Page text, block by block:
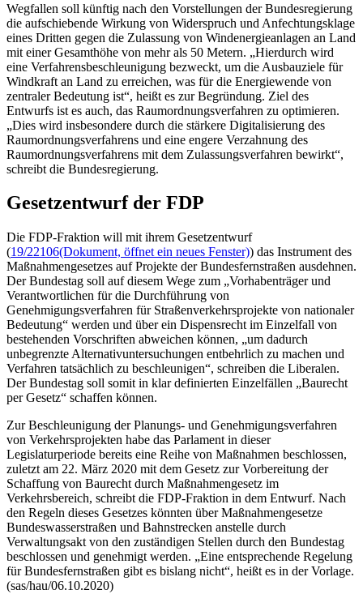
Wegfallen soll künftig nach den Vorstellungen der Bundesregierung
die aufschiebende Wirkung von Widerspruch und Anfechtungsklage
eines Dritten gegen die Zulassung von Windenergieanlagen an Land
mit einer Gesamthöhe von mehr als 50 Metern. „Hierdurch wird
eine Verfahrensbeschleunigung bezweckt, um die Ausbauziele für
Windkraft an Land zu erreichen, was für die Energiewende von
zentraler Bedeutung ist“, heißt es zur Begründung. Ziel des
Entwurfs ist es auch, das Raumordnungsverfahren zu optimieren.
„Dies wird insbesondere durch die stärkere Digitalisierung des
Raumordnungsverfahrens und eine engere Verzahnung des
Raumordnungsverfahrens mit dem Zulassungsverfahren bewirkt“,
schreibt die Bundesregierung.
Gesetzentwurf der FDP
Die FDP-Fraktion will mit ihrem Gesetzentwurf
(19/22106(Dokument, öffnet ein neues Fenster)) das Instrument des
Maßnahmengesetzes auf Projekte der Bundesfernstraßen ausdehnen.
Der Bundestag soll auf diesem Wege zum „Vorhabenträger und
Verantwortlichen für die Durchführung von
Genehmigungsverfahren für Straßenverkehrsprojekte von nationaler
Bedeutung“ werden und über ein Dispensrecht im Einzelfall von
bestehenden Vorschriften abweichen können, „um dadurch
unbegrenzte Alternativuntersuchungen entbehrlich zu machen und
Verfahren tatsächlich zu beschleunigen“, schreiben die Liberalen.
Der Bundestag soll somit in klar definierten Einzelfällen „Baurecht
per Gesetz“ schaffen können.
Zur Beschleunigung der Planungs- und Genehmigungsverfahren
von Verkehrsprojekten habe das Parlament in dieser
Legislaturperiode bereits eine Reihe von Maßnahmen beschlossen,
zuletzt am 22. März 2020 mit dem Gesetz zur Vorbereitung der
Schaffung von Baurecht durch Maßnahmengesetz im
Verkehrsbereich, schreibt die FDP-Fraktion in dem Entwurf. Nach
den Regeln dieses Gesetzes könnten über Maßnahmengesetze
Bundeswasserstraßen und Bahnstrecken anstelle durch
Verwaltungsakt von den zuständigen Stellen durch den Bundestag
beschlossen und genehmigt werden. „Eine entsprechende Regelung
für Bundesfernstraßen gibt es bislang nicht“, heißt es in der Vorlage.
(sas/hau/06.10.2020)